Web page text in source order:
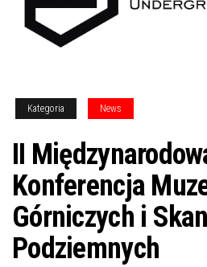
Kategoria News
II
Konferencja
Górniczych i
Podziemnych